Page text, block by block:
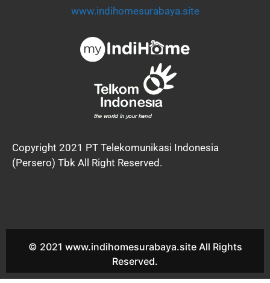
www.indihomesurabaya.site
Copyright 2021 PT Telekomunikasi Indonesia
(Persero) Tbk All Right Reserved.
© 2021 www.indihomesurabaya.site All Rights
Reserved.